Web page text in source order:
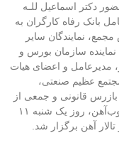
دکتر اسماعیل للـه
بانک رفاه کارگران به
نمایندگان سایر
نماینده سازمان بورس و
مدیرعامل و اعضای هیات
عظیم صنعتی،
قانونی و جمعی از
تلاشگران ذوب‌آهن، روز یک شنبه ۱۱
آهن برگزار شد.